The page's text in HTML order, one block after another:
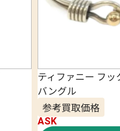
ティファニー フ
バングル
参考買取価格
ASK